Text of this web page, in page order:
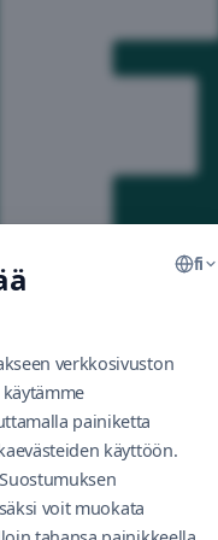
fi
verkkosivuston
painiketta
käyttöön.
voit muokata